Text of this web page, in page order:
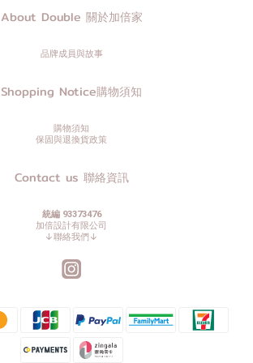
About Double 關於加倍家
品牌成員與故事
Shopping Notice購物須知
購物須知
保固與退換貨政策
Contact us 聯絡資訊
統編 93373476
加倍設計有限公司
↓聯絡我們↓